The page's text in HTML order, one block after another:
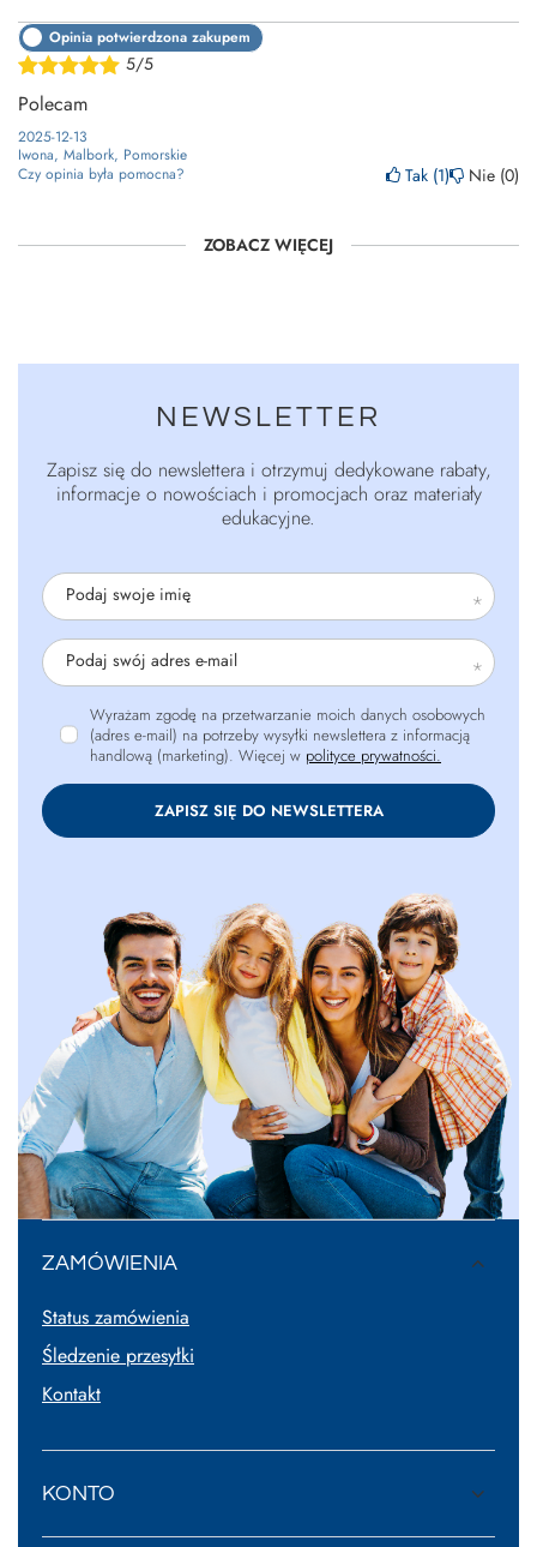
5/5
Opinia potwierdzona zakupem
Polecam
2025-12-13
Iwona, Malbork, Pomorskie
Czy opinia była pomocna?
Tak 1 Nie 0
ZOBACZ WIĘCEJ
NEWSLETTER
Zapisz się do newslettera i otrzymuj dedykowane rabaty,
informacje o nowościach i promocjach oraz materiały
edukacyjne.
Podaj swoje imię
Podaj swój adres e-mail
Wyrażam zgodę na przetwarzanie moich danych osobowych
(adres e-mail) na potrzeby wysyłki newslettera z informacją
handlową (marketing). Więcej w polityce prywatności.
ZAPISZ SIĘ DO NEWSLETTERA
ZAMÓWIENIA
Status zamówienia
Śledzenie przesyłki
Kontakt
KONTO